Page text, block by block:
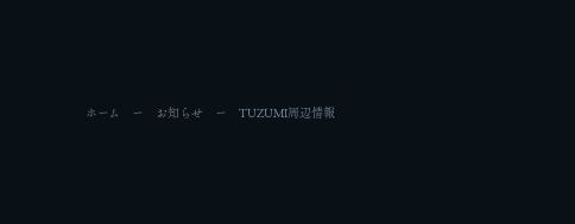
ホーム お知らせ TUZUMI周辺情報